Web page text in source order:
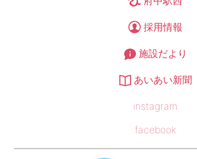
採用情報
施設だより
あいあい新聞
instagram
facebook